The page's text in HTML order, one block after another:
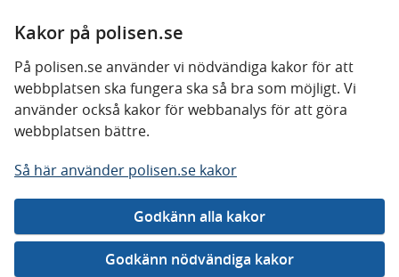
Kakor på polisen.se
På polisen.se använder vi nödvändiga kakor för att
webbplatsen ska fungera ska så bra som möjligt. Vi
använder också kakor för webbanalys för att göra
webbplatsen bättre.
Så här använder polisen.se kakor